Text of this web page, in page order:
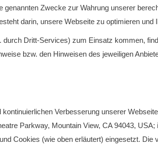
Zwecke zur Wahrung unserer
darin, unsere Webseite zu optimieren und
Dritt-Services) zum Einsatz kommen,
bzw. den Hinweisen des jeweiligen
Verbesserung unserer
Parkway, Mountain View, CA 94043,
Cookies (wie oben erläutert) eingesetzt.